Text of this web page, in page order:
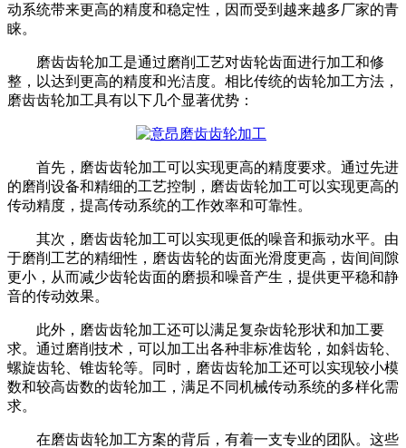
动系统带来更高的精度和稳定性，因而受到越来越多厂家的青
睐。
磨齿齿轮加工是通过磨削工艺对齿轮齿面进行加工和修
整，以达到更高的精度和光洁度。相比传统的齿轮加工方法，
磨齿齿轮加工具有以下几个显著优势：
首先，磨齿齿轮加工可以实现更高的精度要求。通过先进
的磨削设备和精细的工艺控制，磨齿齿轮加工可以实现更高的
传动精度，提高传动系统的工作效率和可靠性。
其次，磨齿齿轮加工可以实现更低的噪音和振动水平。由
于磨削工艺的精细性，磨齿齿轮的齿面光滑度更高，齿间间隙
更小，从而减少齿轮齿面的磨损和噪音产生，提供更平稳和静
音的传动效果。
此外，磨齿齿轮加工还可以满足复杂齿轮形状和加工要
求。通过磨削技术，可以加工出各种非标准齿轮，如斜齿轮、
螺旋齿轮、锥齿轮等。同时，磨齿齿轮加工还可以实现较小模
数和较高齿数的齿轮加工，满足不同机械传动系统的多样化需
求。
在磨齿齿轮加工方案的背后，有着一支专业的团队。这些